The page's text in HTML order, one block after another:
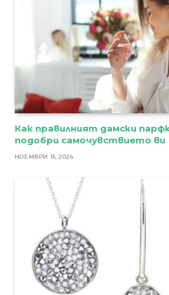
Как правилният дамски
подобри самочувствието ви
НОЕМВРИ 15, 2024